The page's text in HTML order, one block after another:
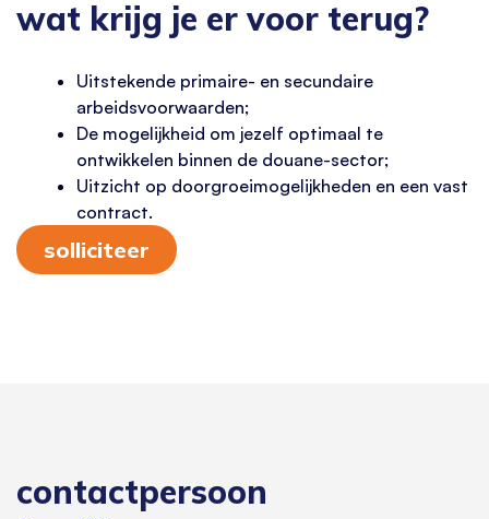
wat krijg je er voor terug?
Uitstekende primaire- en secundaire
arbeidsvoorwaarden;
De mogelijkheid om jezelf optimaal te
ontwikkelen binnen de douane-sector;
Uitzicht op doorgroeimogelijkheden en een vast
contract.
solliciteer
contactpersoon